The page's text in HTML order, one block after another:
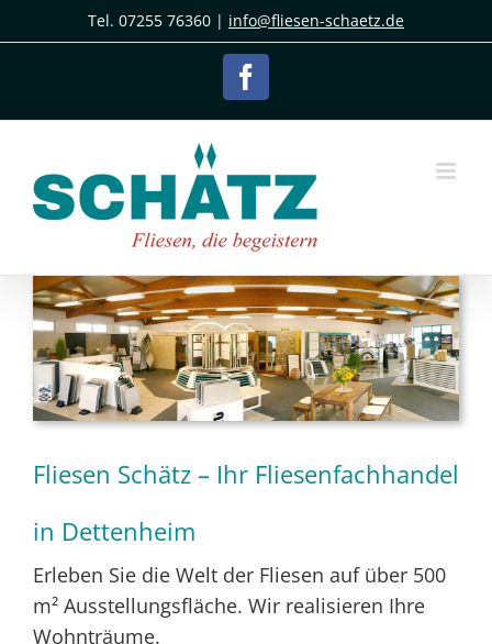
Tel. 07255 76360 | info@fliesen-schaetz.de
Facebook
Fliesen Schätz – Ihr Fliesenfachhandel
in Dettenheim
Erleben Sie die Welt der Fliesen auf über 500
m² Ausstellungsfläche. Wir realisieren Ihre
Wohnträume.